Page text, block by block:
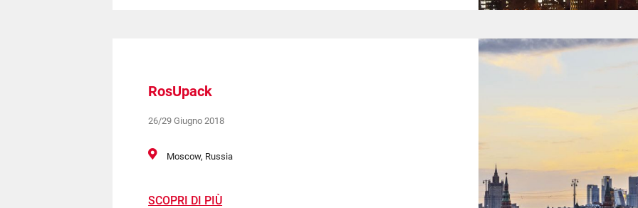
RosUpack
26/29 Giugno 2018
Moscow, Russia
SCOPRI DI PIÙ